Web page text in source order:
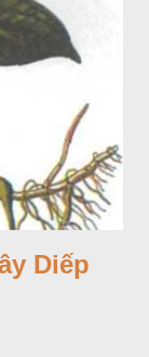
Diếp